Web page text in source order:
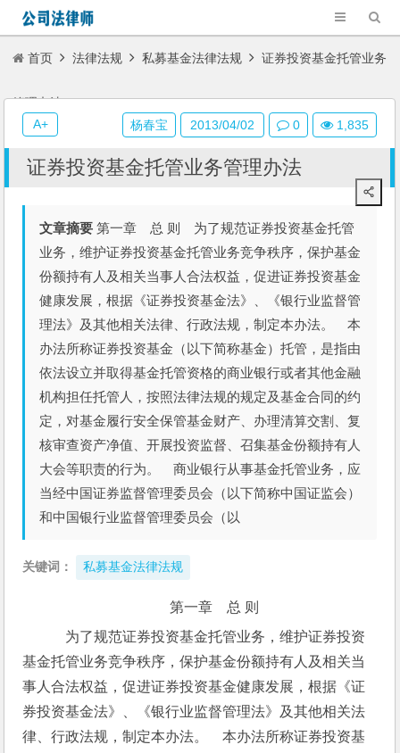
首页 法律法规 私募基金法律法规 证券投资基金托管业务
管理办法
证券投资基金托管业务管理办法
文章摘要 第一章 总 则 为了规范证券投资基金托管
业务，维护证券投资基金托管业务竞争秩序，保护基金
份额持有人及相关当事人合法权益，促进证券投资基金
健康发展，根据《证券投资基金法》、《银行业监督管
理法》及其他相关法律、行政法规，制定本办法。 本
办法所称证券投资基金（以下简称基金）托管，是指由
依法设立并取得基金托管资格的商业银行或者其他金融
机构担任托管人，按照法律法规的规定及基金合同的约
定，对基金履行安全保管基金财产、办理清算交割、复
核审查资产净值、开展投资监督、召集基金份额持有人
大会等职责的行为。 商业银行从事基金托管业务，应
当经中国证券监督管理委员会（以下简称中国证监会）
和中国银行业监督管理委员会（以
关键词： 私募基金法律法规
第一章　总 则
为了规范证券投资基金托管业务，维护证券投资
基金托管业务竞争秩序，保护基金份额持有人及相关当
事人合法权益，促进证券投资基金健康发展，根据《证
券投资基金法》、《银行业监督管理法》及其他相关法
律、行政法规，制定本办法。　本办法所称证券投资基
杨春宝 2013/04/02 0 1,835
A+